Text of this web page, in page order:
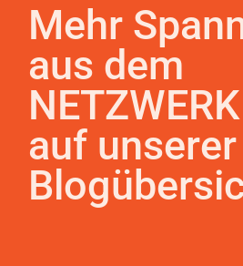
Mehr
aus dem
NETZWERK
auf unserer